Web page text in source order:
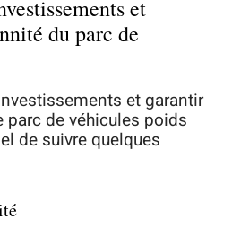
et
du parc de
et garantir
parc de véhicules poids
de suivre quelques